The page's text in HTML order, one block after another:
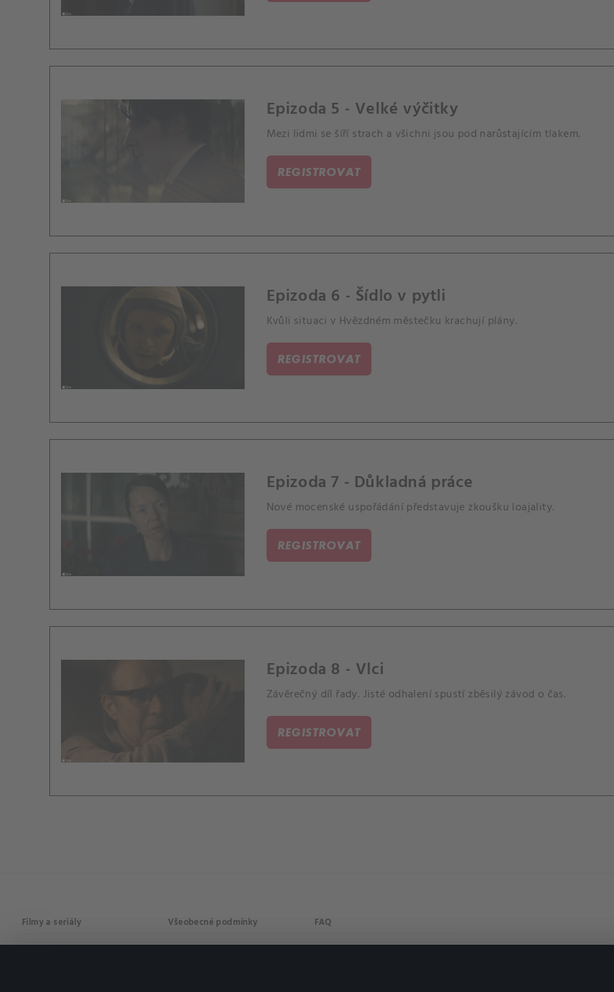
Epizoda 5 - Velké výčitky
Mezi lidmi se šíří strach a všichni jsou pod narůstajícím tlakem.
REGISTROVAT
Epizoda 6 - Šídlo v pytli
Kvůli situaci v Hvězdném městečku krachují plány.
REGISTROVAT
Epizoda 7 - Důkladná práce
Nové mocenské uspořádání představuje zkoušku loajality.
REGISTROVAT
Epizoda 8 - Vlci
Závěrečný díl řady. Jisté odhalení spustí zběsilý závod o čas.
REGISTROVAT
Filmy a seriály Všeobecné podmínky FAQ